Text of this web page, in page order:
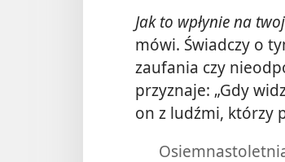
Jak to wpłynie na
mówi. Świadczy o
zaufania czy
przyznaje: „Gdy
on z ludźmi, którzy